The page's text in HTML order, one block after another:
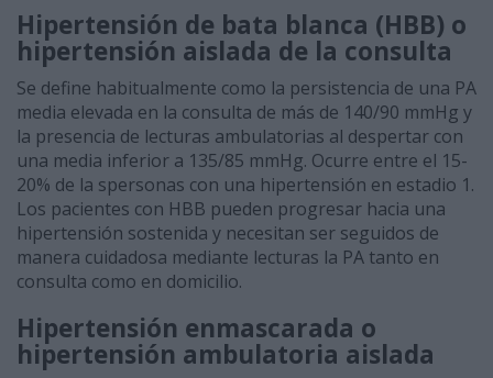
Hipertensión de bata blanca (HBB) o
hipertensión aislada de la consulta
Se define habitualmente como la persistencia de una PA
media elevada en la consulta de más de 140/90 mmHg y
la presencia de lecturas ambulatorias al despertar con
una media inferior a 135/85 mmHg. Ocurre entre el 15-
20% de la spersonas con una hipertensión en estadio 1.
Los pacientes con HBB pueden progresar hacia una
hipertensión sostenida y necesitan ser seguidos de
manera cuidadosa mediante lecturas la PA tanto en
consulta como en domicilio.
Hipertensión enmascarada o
hipertensión ambulatoria aislada